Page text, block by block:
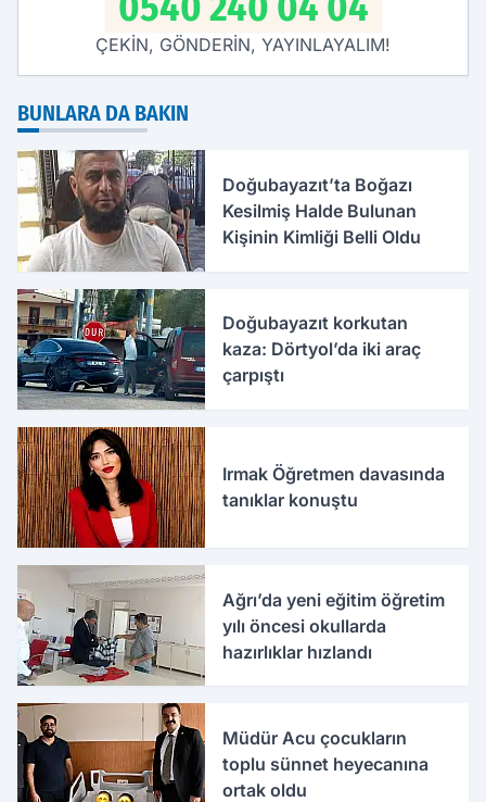
ÇEKİN, GÖNDERİN, YAYINLAYALIM!
BUNLARA DA BAKIN
Doğubayazıt’ta Boğazı
Kesilmiş Halde Bulunan
Kişinin Kimliği Belli Oldu
Doğubayazıt korkutan
kaza: Dörtyol’da iki araç
çarpıştı
Irmak Öğretmen davasında
tanıklar konuştu
Ağrı’da yeni eğitim öğretim
yılı öncesi okullarda
hazırlıklar hızlandı
Müdür Acu çocukların
toplu sünnet heyecanına
ortak oldu